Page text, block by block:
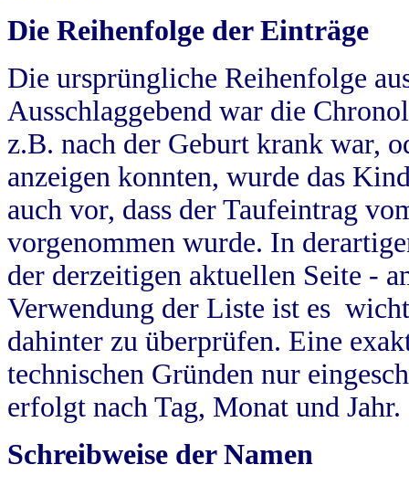
Die Reihenfolge der Einträge
Die ursprüngliche Reihenfolge
Ausschlaggebend war die
z.B. nach der Geburt krank war,
anzeigen konnten, wurde das
auch vor, dass der Taufeintrag
vorgenommen wurde. In
der derzeitigen aktuellen Seite -
Verwendung der Liste ist es
dahinter zu überprüfen. Eine
technischen Gründen nur
erfolgt nach Tag, Monat und Jahr.
Schreibweise der Namen